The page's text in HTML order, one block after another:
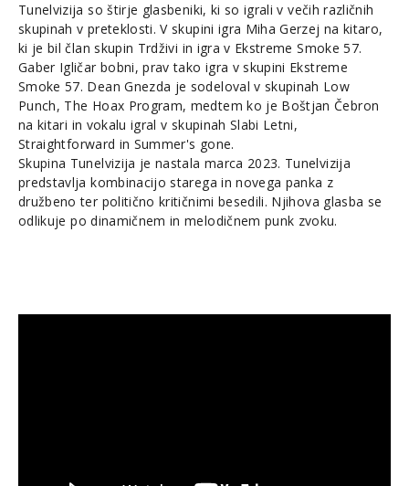
Tunelvizija so štirje glasbeniki, ki so igrali v večih različnih
skupinah v preteklosti. V skupini igra Miha Gerzej na kitaro,
ki je bil član skupin Trdživi in igra v Ekstreme Smoke 57.
Gaber Igličar bobni, prav tako igra v skupini Ekstreme
Smoke 57. Dean Gnezda je sodeloval v skupinah Low
Punch, The Hoax Program, medtem ko je Boštjan Čebron
na kitari in vokalu igral v skupinah Slabi Letni,
Straightforward in Summer's gone.
Skupina Tunelvizija je nastala marca 2023. Tunelvizija
predstavlja kombinacijo starega in novega panka z
družbeno ter politično kritičnimi besedili. Njihova glasba se
odlikuje po dinamičnem in melodičnem punk zvoku.